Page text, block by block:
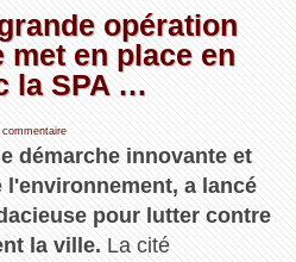
opération
met en place en
la SPA …
commentaire
démarche innovante et
l'environnement, a lancé
pour lutter contre
la ville. La cité